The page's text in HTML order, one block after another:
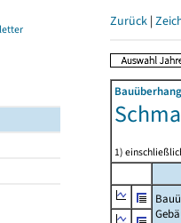
Zurück |
1)